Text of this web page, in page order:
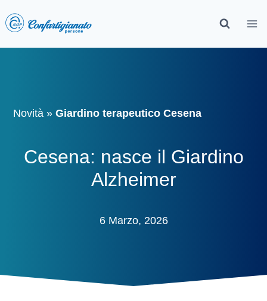
Novità »Giardino terapeutico Cesena
Cesena: nasce il Giardino
Alzheimer
6 Marzo, 2026